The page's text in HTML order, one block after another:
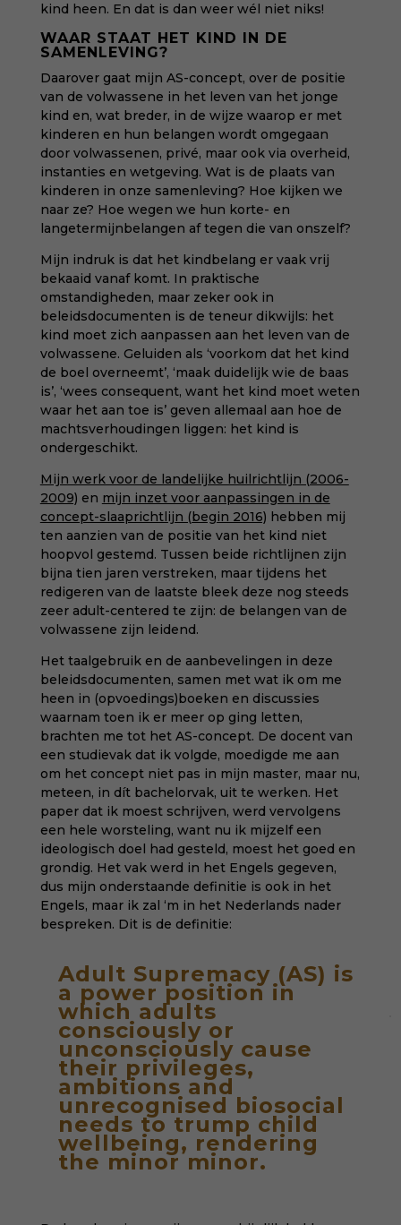
kind heen. En dat is dan weer wél niet niks!
WAAR STAAT HET KIND IN DE
SAMENLEVING?
Daarover gaat mijn AS-concept, over de positie
van de volwassene in het leven van het jonge
kind en, wat breder, in de wijze waarop er met
kinderen en hun belangen wordt omgegaan
door volwassenen, privé, maar ook via overheid,
instanties en wetgeving. Wat is de plaats van
kinderen in onze samenleving? Hoe kijken we
naar ze? Hoe wegen we hun korte- en
langetermijnbelangen af tegen die van onszelf?
Mijn indruk is dat het kindbelang er vaak vrij
bekaaid vanaf komt. In praktische
omstandigheden, maar zeker ook in
beleidsdocumenten is de teneur dikwijls: het
kind moet zich aanpassen aan het leven van de
volwassene. Geluiden als ‘voorkom dat het kind
de boel overneemt’, ‘maak duidelijk wie de baas
is’, ‘wees consequent, want het kind moet weten
waar het aan toe is’ geven allemaal aan hoe de
machtsverhoudingen liggen: het kind is
ondergeschikt.
Mijn werk voor de landelijke huilrichtlijn (2006-
2009) en mijn inzet voor aanpassingen in de
concept-slaaprichtlijn (begin 2016) hebben mij
ten aanzien van de positie van het kind niet
hoopvol gestemd. Tussen beide richtlijnen zijn
bijna tien jaren verstreken, maar tijdens het
redigeren van de laatste bleek deze nog steeds
zeer adult-centered te zijn: de belangen van de
volwassene zijn leidend.
Het taalgebruik en de aanbevelingen in deze
beleidsdocumenten, samen met wat ik om me
heen in (opvoedings)boeken en discussies
waarnam toen ik er meer op ging letten,
brachten me tot het AS-concept. De docent van
een studievak dat ik volgde, moedigde me aan
om het concept niet pas in mijn master, maar nu,
meteen, in dít bachelorvak, uit te werken. Het
paper dat ik moest schrijven, werd vervolgens
een hele worsteling, want nu ik mijzelf een
ideologisch doel had gesteld, moest het goed en
grondig. Het vak werd in het Engels gegeven,
dus mijn onderstaande definitie is ook in het
Engels, maar ik zal ‘m in het Nederlands nader
bespreken. Dit is de definitie:
Adult Supremacy (AS) is
a power position in
which adults
consciously or
unconsciously cause
their privileges,
ambitions and
unrecognised biosocial
needs to trump child
wellbeing, rendering
the minor minor.